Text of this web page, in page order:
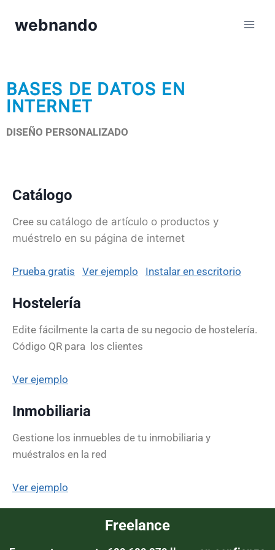
webnando
BASES DE DATOS EN
INTERNET
DISEÑO PERSONALIZADO
Catálogo
Cree su catálogo de artículo o productos y
muéstrelo en su página de internet
Prueba gratis Ver ejemplo Instalar en escritorio
Hostelería
Edite fácilmente la carta de su negocio de hostelería.
Código QR para los clientes
Ver ejemplo
Inmobiliaria
Gestione los inmuebles de tu inmobiliaria y
muéstralos en la red
Ver ejemplo
Freelance